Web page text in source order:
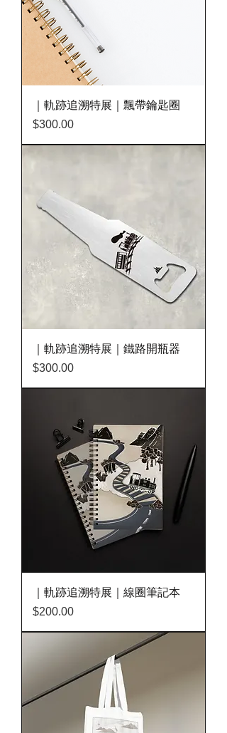
｜軌跡追溯特展｜飄帶鑰匙圈
價格
$300.00
｜軌跡追溯特展｜鐵路開瓶器
價格
$300.00
｜軌跡追溯特展｜線圈筆記本
價格
$200.00